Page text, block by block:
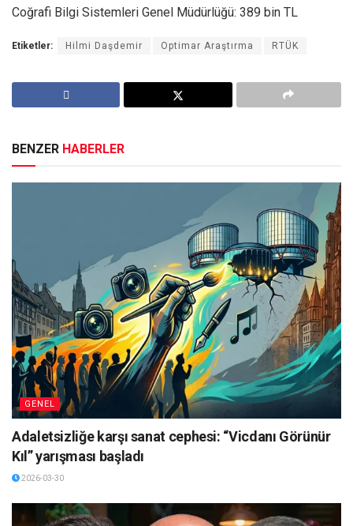
Coğrafi Bilgi Sistemleri Genel Müdürlüğü: 389 bin TL
Etiketler: Hilmi Daşdemir Optimar Araştırma RTÜK
BENZER HABERLER
GENEL
Adaletsizliğe karşı sanat cephesi: “Vicdanı Görünür
Kıl” yarışması başladı
2026-03-30